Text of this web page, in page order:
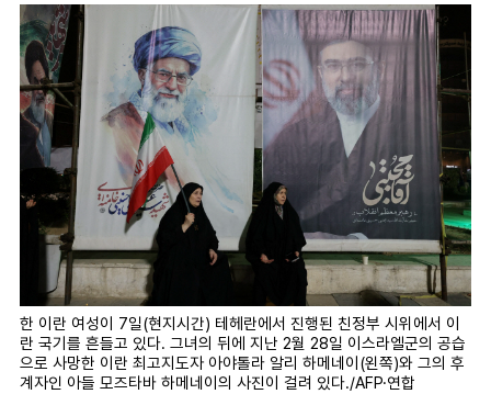
한 이란 여성이 7일(현지시간) 테헤란에서 진행된 친정부 시위에서 이
란 국기를 흔들고 있다. 그녀의 뒤에 지난 2월 28일 이스라엘군의 공습
으로 사망한 이란 최고지도자 아야톨라 알리 하메네이(왼쪽)와 그의 후
계자인 아들 모즈타바 하메네이의 사진이 걸려 있다./AFP·연합